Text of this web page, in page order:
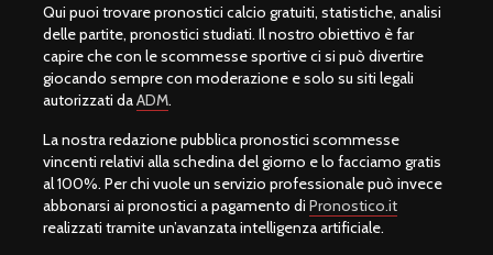
Qui puoi trovare pronostici calcio gratuiti, statistiche, analisi
delle partite, pronostici studiati. Il nostro obiettivo è far
capire che con le scommesse sportive ci si può divertire
giocando sempre con moderazione e solo su siti legali
autorizzati daADM.
La nostra redazione pubblica pronostici scommesse
vincenti relativi alla schedina del giorno e lo facciamo gratis
al 100%. Per chi vuole un servizio professionale può invece
abbonarsi ai pronostici a pagamento di Pronostico.it
realizzati tramite un’avanzata intelligenza artificiale.